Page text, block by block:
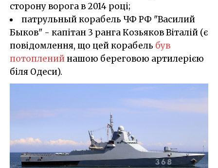
сторону ворога в 2014 році;
патрульный корабель ЧФ РФ "Василий
Быков" - капітан 3 ранга Козьяков Віталій (є
повідомлення, що цей корабель був
потопленийнашою береговою артилерією
біля Одеси).